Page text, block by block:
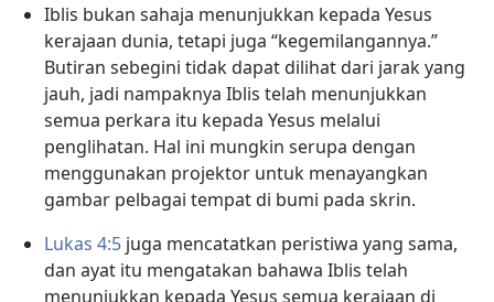
Iblis bukan sahaja menunjukkan kepada Yesus
kerajaan dunia, tetapi juga “kegemilangannya.”
Butiran sebegini tidak dapat dilihat dari jarak yang
jauh, jadi nampaknya Iblis telah menunjukkan
semua perkara itu kepada Yesus melalui
penglihatan. Hal ini mungkin serupa dengan
menggunakan projektor untuk menayangkan
gambar pelbagai tempat di bumi pada skrin.
Lukas 4:5 juga mencatatkan peristiwa yang sama,
dan ayat itu mengatakan bahawa Iblis telah
menunjukkan kepada Yesus semua kerajaan di